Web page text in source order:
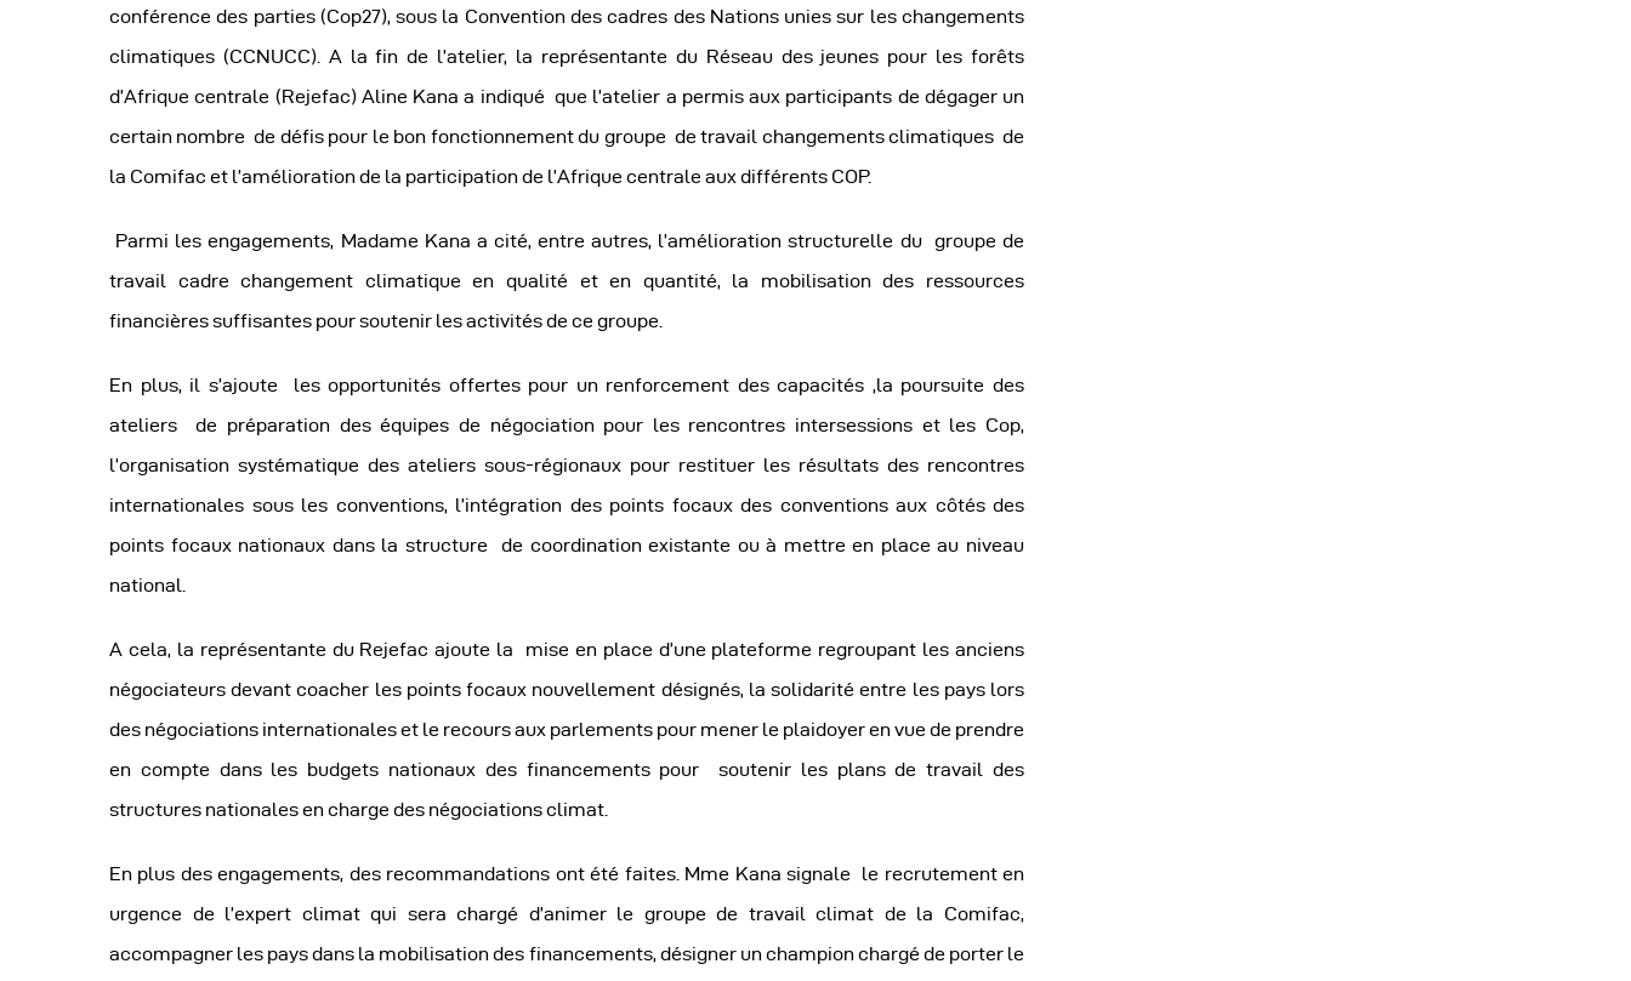
conférence des parties (Cop27), sous la Convention des cadres des Nations unies sur les changements
climatiques (CCNUCC). A la fin de l’atelier, la représentante du Réseau des jeunes pour les forêts
d’Afrique centrale (Rejefac) Aline Kana a indiqué que l’atelier a permis aux participants de dégager un
certain nombre de défis pour le bon fonctionnement du groupe de travail changements climatiques de
la Comifac et l’amélioration de la participation de l’Afrique centrale aux différents COP.
Parmi les engagements, Madame Kana a cité, entre autres, l’amélioration structurelle du groupe de
travail cadre changement climatique en qualité et en quantité, la mobilisation des ressources
financières suffisantes pour soutenir les activités de ce groupe.
En plus, il s’ajoute les opportunités offertes pour un renforcement des capacités ,la poursuite des
ateliers de préparation des équipes de négociation pour les rencontres intersessions et les Cop,
l’organisation systématique des ateliers sous-régionaux pour restituer les résultats des rencontres
internationales sous les conventions, l’intégration des points focaux des conventions aux côtés des
points focaux nationaux dans la structure de coordination existante ou à mettre en place au niveau
national.
A cela, la représentante du Rejefac ajoute la mise en place d’une plateforme regroupant les anciens
négociateurs devant coacher les points focaux nouvellement désignés, la solidarité entre les pays lors
des négociations internationales et le recours aux parlements pour mener le plaidoyer en vue de prendre
en compte dans les budgets nationaux des financements pour soutenir les plans de travail des
structures nationales en charge des négociations climat.
En plus des engagements, des recommandations ont été faites. Mme Kana signale le recrutement en
urgence de l’expert climat qui sera chargé d’animer le groupe de travail climat de la Comifac,
accompagner les pays dans la mobilisation des financements, désigner un champion chargé de porter le